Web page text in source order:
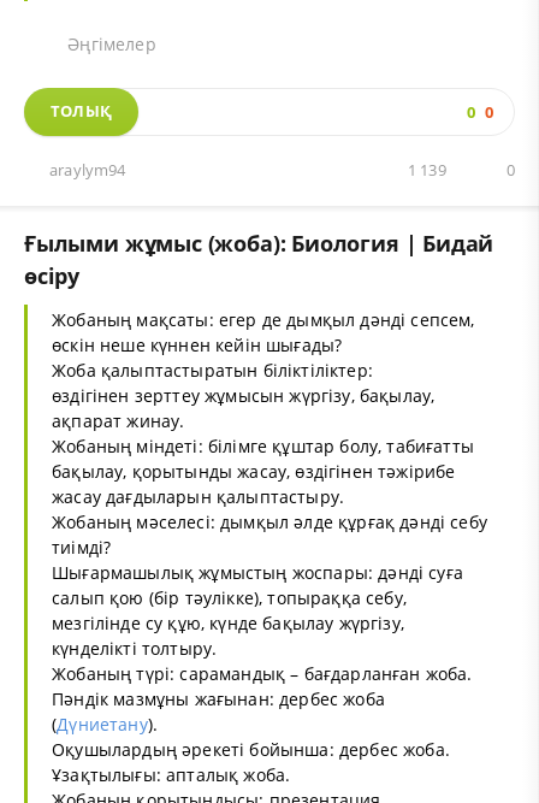
Әңгімелер
ТОЛЫҚ 0 0
araylym94 0
1 139
Ғылыми жұмыс (жоба): Биология | Бидай
өсіру
Жобаның мақсаты: егер де дымқыл дәнді сепсем,
өскін неше күннен кейін шығады?
Жоба қалыптастыратын біліктіліктер:
өздігінен зерттеу жұмысын жүргізу, бақылау,
ақпарат жинау.
Жобаның міндеті: білімге құштар болу, табиғатты
бақылау, қорытынды жасау, өздігінен тәжірибе
жасау дағдыларын қалыптастыру.
Жобаның мәселесі: дымқыл әлде құрғақ дәнді себу
тиімді?
Шығармашылық жұмыстың жоспары: дәнді суға
салып қою (бір тәулікке), топыраққа себу,
мезгілінде су құю, күнде бақылау жүргізу,
күнделікті толтыру.
Жобаның түрі: сарамандық – бағдарланған жоба.
Пәндік мазмұны жағынан: дербес жоба
(Дүниетану).
Оқушылардың әрекеті бойынша: дербес жоба.
Ұзақтылығы: апталық жоба.